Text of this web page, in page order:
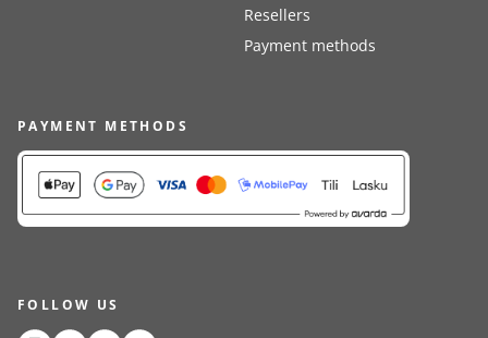
Resellers
Payment methods
PAYMENT METHODS
FOLLOW US